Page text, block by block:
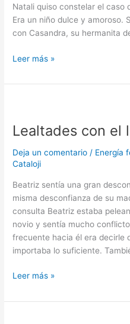
Natali quiso constelar el caso
Era un niño dulce y amoroso.
con Casandra, su hermanita
Leer más »
Lealtades con el
Deja un comentario / Energía
Cataloji
Beatriz sentía una gran
misma desconfianza de su
consulta Beatriz estaba
novio y sentía mucho
frecuente hacia él era decirle
importaba lo suficiente.
femenino
Leer más »